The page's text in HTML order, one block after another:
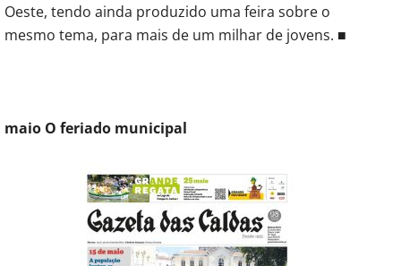
Oeste, tendo ainda produzido uma feira sobre o
mesmo tema, para mais de um milhar de jovens. ■
maio O feriado municipal